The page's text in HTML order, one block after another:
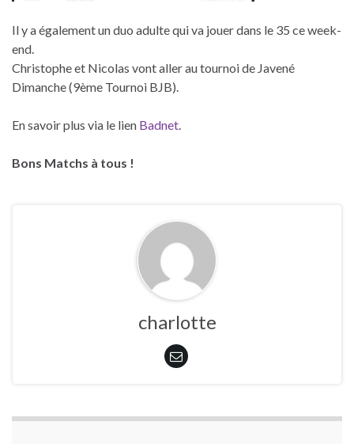
Il y a également un duo adulte qui va jouer dans le 35 ce week-
end.
Christophe et Nicolas vont aller au tournoi de Javené
Dimanche (9ème Tournoi BJB).
En savoir plus via le lien Badnet.
Bons Matchs à tous !
charlotte